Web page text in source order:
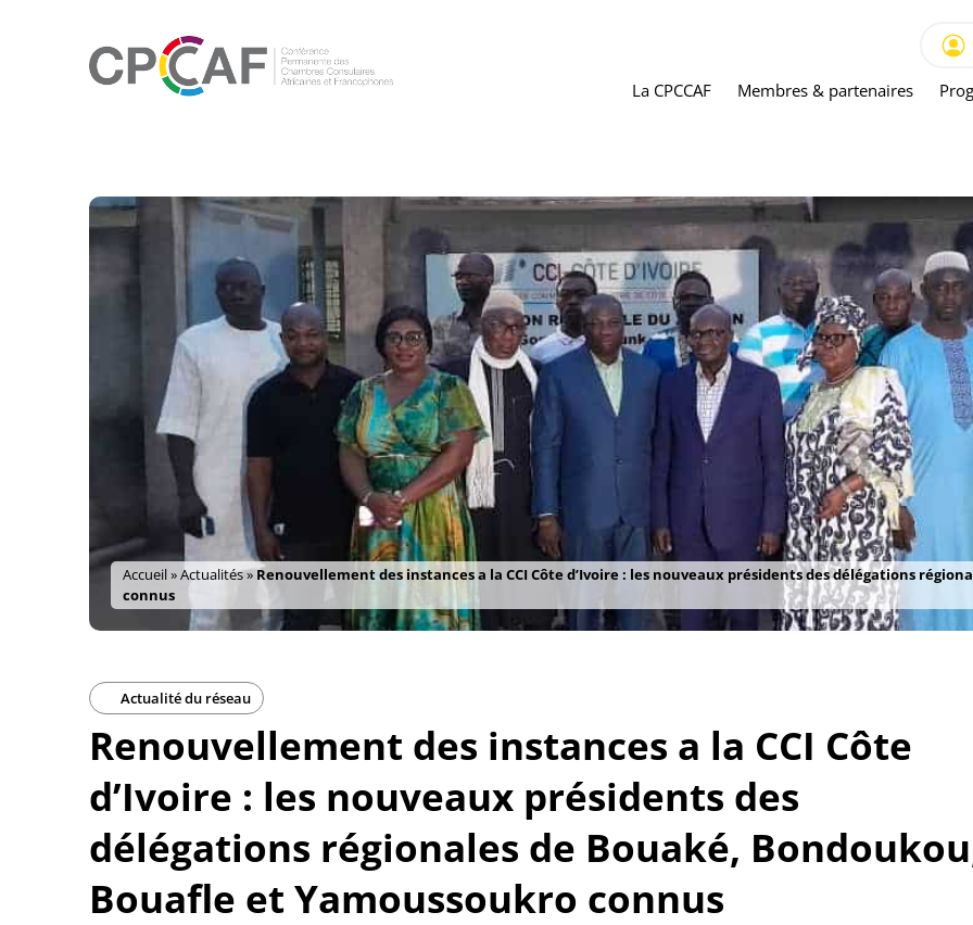
La CPCCAF Membres & partenaires
Accueil»Actualités»Renouvellement des instances a la CCI Côte d’Ivoire : les nouveaux présidents des délégations
connus
Actualité du réseau
Renouvellement des instances a la CCI Côte
d’Ivoire : les nouveaux présidents des
délégations régionales de Bouaké,
Bouafle et Yamoussoukro connus